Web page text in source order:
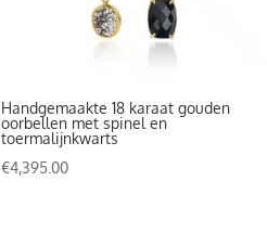
Handgemaakte 18 karaat gouden
oorbellen met spinel en
toermalijnkwarts
€4,395.00